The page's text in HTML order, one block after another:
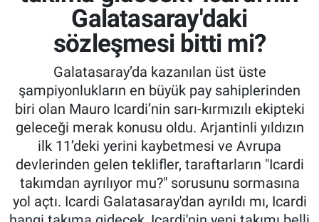
Galatasaray'daki
sözleşmesi bitti mi?
Galatasaray’da kazanılan üst üste
şampiyonlukların en büyük pay sahiplerinden
biri olan Mauro Icardi’nin sarı-kırmızılı ekipteki
geleceği merak konusu oldu. Arjantinli yıldızın
ilk 11’deki yerini kaybetmesi ve Avrupa
devlerinden gelen teklifler, taraftarların "Icardi
takımdan ayrılıyor mu?" sorusunu sormasına
yol açtı. Icardi Galatasaray'dan ayrıldı mı, Icardi
Süper Lig Puan Durumu ve Fikstür
Tüm Manşetler
Son Dakika Haberleri
Haber Arşivi